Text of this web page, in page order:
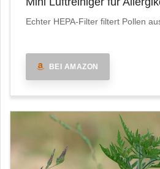
Echter HEPA-Filter filtert Pollen
BEI AMAZON